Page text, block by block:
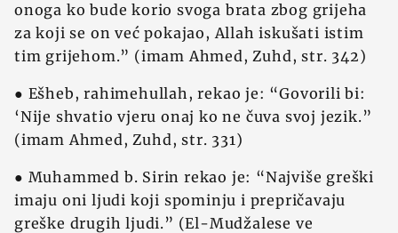
onoga ko bude korio svoga brata zbog grijeha
za koji se on već pokajao, Allah iskušati istim
tim grijehom.” (imam Ahmed, Zuhd, str. 342)
● Ešheb, rahimehullah, rekao je: “Govorili bi:
‘Nije shvatio vjeru onaj ko ne čuva svoj jezik.”
(imam Ahmed, Zuhd, str. 331)
● Muhammed b. Sirin rekao je: “Najviše greški
imaju oni ljudi koji spominju i prepričavaju
greške drugih ljudi.” (El-Mudžalese ve